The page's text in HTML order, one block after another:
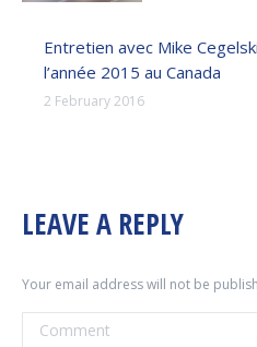
Entretien avec Mike
l’année 2015 au Canada
2 February 2016
LEAVE A REPLY
Your email address will not be
Comment